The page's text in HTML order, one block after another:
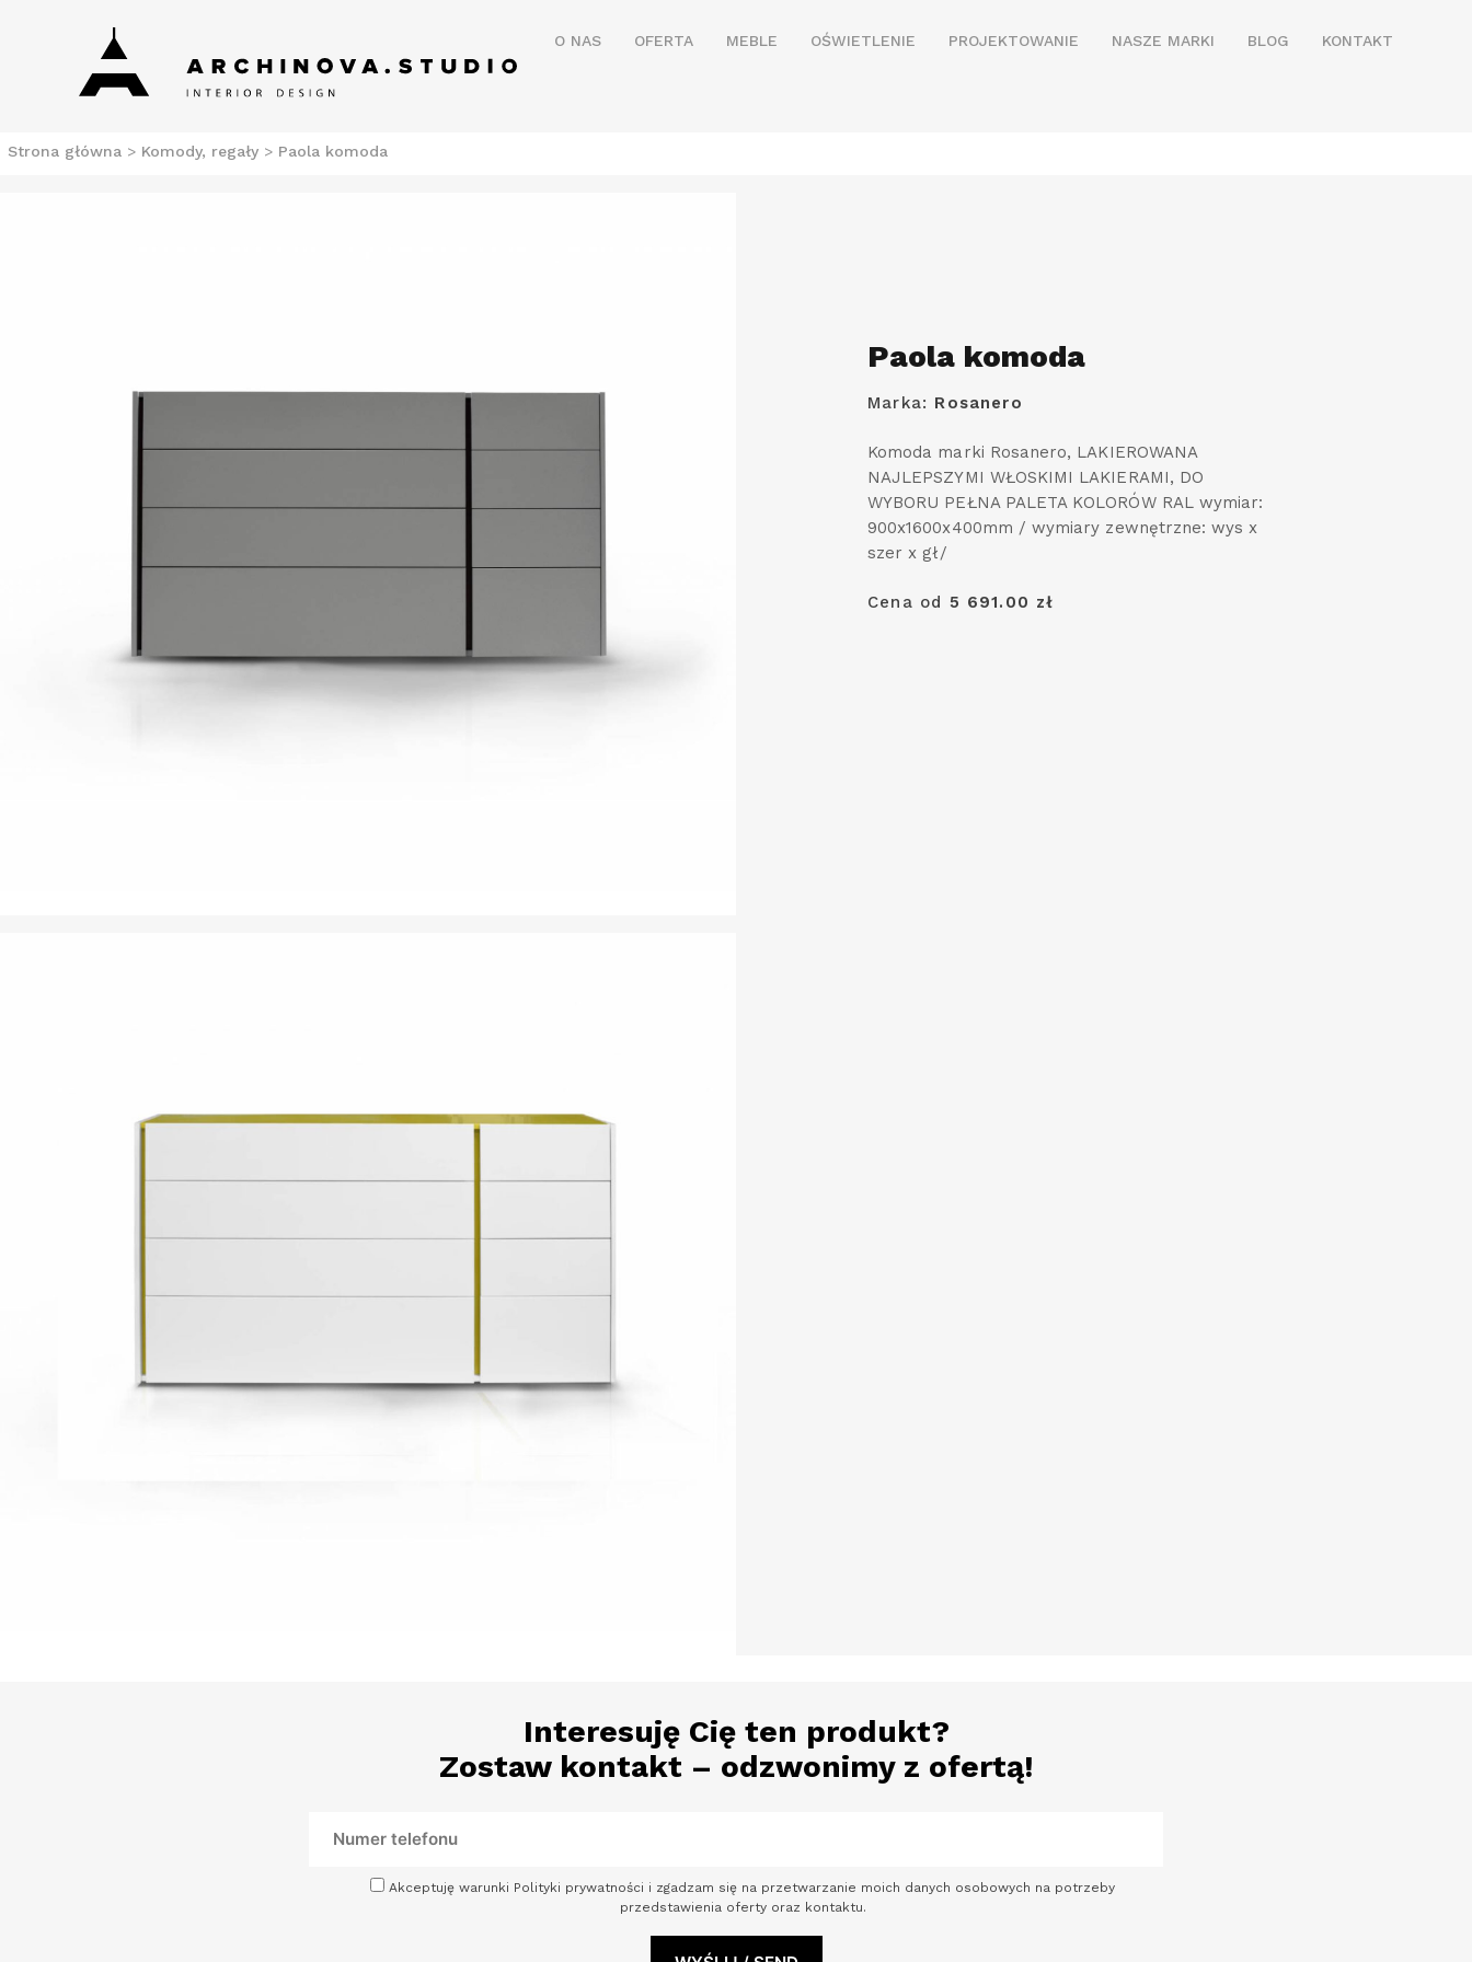
Archinova Studio
Salon meblowy Szczecin. Meble nowoczesne. O NAS OFERTA MEBLE OŚWIETLENIE PROJEKTOWANIE NASZE MARKI BLOG KONTAKT
Strona główna > Komody, regały > Paola komoda
Paola komoda
Marka: Rosanero
Komoda marki Rosanero, LAKIEROWANA
NAJLEPSZYMI WŁOSKIMI LAKIERAMI, DO
WYBORU PEŁNA PALETA KOLORÓW RAL wymiar:
900x1600x400mm / wymiary zewnętrzne: wys x
szer x gł/
Cena od 5 691.00 zł
Interesuję Cię ten produkt?
Zostaw kontakt – odzwonimy z ofertą!
Akceptuję warunki Polityki prywatności i zgadzam się na przetwarzanie moich danych osobowych na potrzeby
przedstawienia oferty oraz kontaktu.